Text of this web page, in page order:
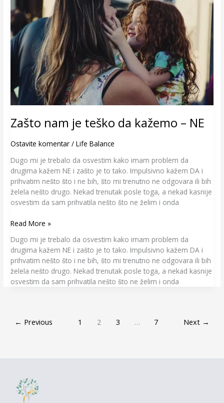
Zašto nam je teško da kažemo – NE
Ostavite komentar /Life Balance
Dugo mi je trebalo da osvestim kako imam problem da
drugima kažem NE i zašto je to tako. Impulsivno kažem DA i
prihvatim nešto što i ne bih, što mi trenutno ne odgovara ili bih
želela nešto drugo. Nekad trenutak posle toga, a nekad kasnije
osvestim da sam prihvatila nešto što ne želim i onda
teško
da
kažemo
–
NE
Read More »
Dugo mi je trebalo da osvestim kako imam problem da
drugima kažem NE i zašto je to tako. Impulsivno kažem DA i
prihvatim nešto što i ne bih, što mi trenutno ne odgovara ili bih
želela nešto drugo. Nekad trenutak posle toga, a nekad kasnije
osvestim da sam prihvatila nešto što ne želim i onda
← Previous 1 2 3 … 7 Next →